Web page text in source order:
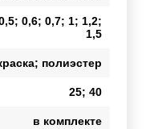
0,6; 0,7; 1; 1,2;
1,5
полиэстер
25; 40
в комплекте